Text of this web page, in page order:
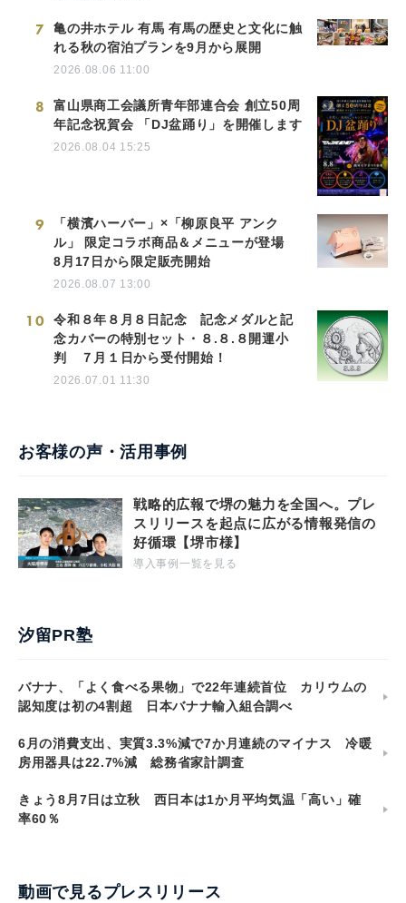
7
亀の井ホテル 有馬 有馬の歴史と文化に触
れる秋の宿泊プランを9月から展開
2026.08.06 11:00
8
富山県商工会議所青年部連合会 創立50周
年記念祝賀会 「DJ盆踊り」を開催します
2026.08.04 15:25
9
「横濱ハーバー」×「柳原良平 アンク
ル」 限定コラボ商品＆メニューが登場
8月17日から限定販売開始
2026.08.07 13:00
10
令和８年８月８日記念 記念メダルと記
念カバーの特別セット・８.８.８開運小
判 ７月１日から受付開始！
2026.07.01 11:30
お客様の声・活用事例
戦略的広報で堺の魅力を全国へ。プレ
スリリースを起点に広がる情報発信の
好循環【堺市様】
導入事例一覧を見る
汐留PR塾
バナナ、「よく食べる果物」で22年連続首位 カリウムの
認知度は初の4割超 日本バナナ輸入組合調べ
6月の消費支出、実質3.3%減で7か月連続のマイナス 冷暖
房用器具は22.7%減 総務省家計調査
きょう8月7日は立秋 西日本は1か月平均気温「高い」確
率60％
動画で見るプレスリリース